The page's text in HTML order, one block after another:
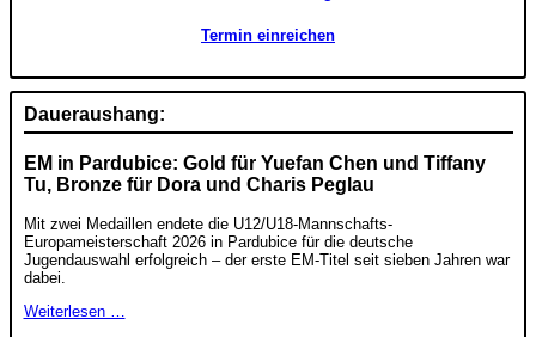
Termin einreichen
Daueraushang:
EM in Pardubice: Gold für Yuefan Chen und Tiffany
Tu, Bronze für Dora und Charis Peglau
Mit zwei Medaillen endete die U12/U18-Mannschafts-
Europameisterschaft 2026 in Pardubice für die deutsche
Jugendauswahl erfolgreich – der erste EM-Titel seit sieben Jahren war
dabei.
Weiterlesen …